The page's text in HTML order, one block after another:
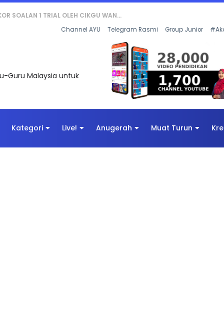
DIGITAL PENYELAMAT DUNIA
Channel AYU Telegram Rasmi Group Junior
Guru Malaysia untuk
Kategori Live! Anugerah Muat Turun